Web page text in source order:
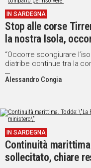
IN SARDEGNA
Stop alle corse
la nostra Isola,
risolvere”
“Occorre scongiurare
diatribe continue tra la
Alessandro Congia
IN SARDEGNA
Continuità
sollecitato, chiare